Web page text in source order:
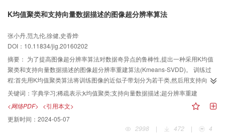
肤色的自适应选取,实现自动肤色迁移,在差别很大的肤色之间实现的转换也取得
K均值聚类和支持向量数据描述的图像超分辨率算法
张小丹,范九伦,徐健,史香烨
DOI：10.11834/jig.20160202
摘要： 为了提高图像超分辨率算法对数据奇异点的鲁棒性,提出一种采用K均值
聚类和支持向量数据描述的图像超分辨率重建算法(Kmeans-SVDD)。 训练过
程:首先用K均值聚类算法将训练图像的近似子带划分为若干类,然后用支持向量
数据描述去除每类数据的奇异点,最后在小波域内用主成分分析训练近似子带和
细节子带字典。测试过程:根据同一场景高低分辨率图像近似子带相似这一现象,
首先将待重建低分辨率测试图像的近似子带作为相应高分辨率测试图像的近似
子带,然后由训练得到的字典恢复出高分辨率测试图像的细节子带,最后通过逆小
波变换得到高分辨率测试图像。 相比于当前双三次插值、Zeyde、ANR与
关键词： 字典学习;稀疏表示;k均值聚类;支持向量数据描述;超分辨率重建
<网络PDF> <引用本文>
更新时间： 2024-05-07
2998
| 472 | 4